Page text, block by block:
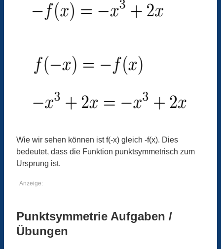
Wie wir sehen können ist f(-x) gleich -f(x). Dies
bedeutet, dass die Funktion punktsymmetrisch zum
Ursprung ist.
Anzeige:
Punktsymmetrie Aufgaben /
Übungen